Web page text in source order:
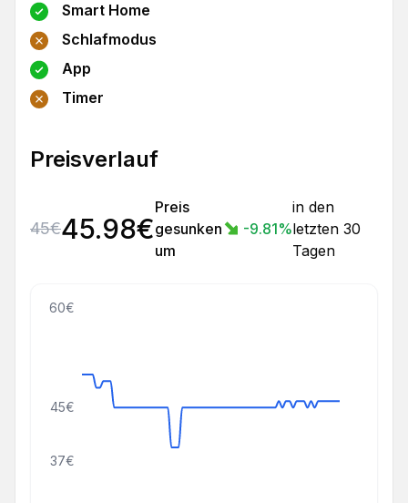
Smart Home
Schlafmodus
App
Timer
Preisverlauf
45€45.98€
Preis
gesunken
um
-9.81%
in den
letzten 30
Tagen
37€
45€
60€